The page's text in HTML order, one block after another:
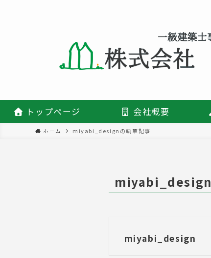
トップページ 会社概要
ホーム miyabi_designの執筆記事
miyabi_design
miyabi_design